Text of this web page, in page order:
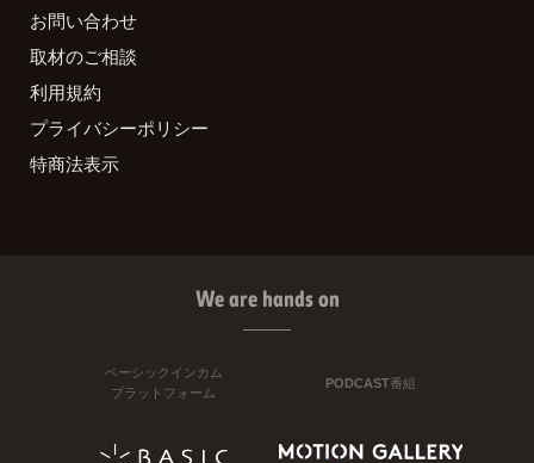
お問い合わせ
取材のご相談
利用規約
プライバシーポリシー
特商法表示
We are hands on
ベーシックインカム
プラットフォーム
PODCAST番組